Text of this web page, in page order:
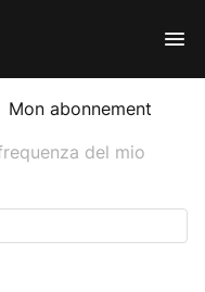
Mon abonnement
del mio